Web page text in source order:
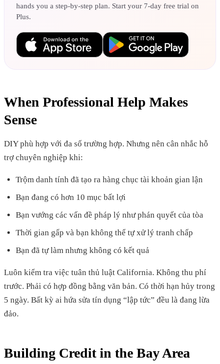
hands you a step-by-step plan. Start your 7-day free trial on
Plus.
When Professional Help Makes
Sense
DIY phù hợp với đa số trường hợp. Nhưng nên cân nhắc hỗ
trợ chuyên nghiệp khi:
Trộm danh tính đã tạo ra hàng chục tài khoản gian lận
Bạn đang có hơn 10 mục bất lợi
Bạn vướng các vấn đề pháp lý như phán quyết của tòa
Thời gian gấp và bạn không thể tự xử lý tranh chấp
Bạn đã tự làm nhưng không có kết quả
Luôn kiểm tra việc tuân thủ luật California. Không thu phí
trước. Phải có hợp đồng bằng văn bản. Có thời hạn hủy trong
5 ngày. Bất kỳ ai hứa sửa tín dụng “lập tức” đều là đang lừa
đảo.
Building Credit in the Bay Area